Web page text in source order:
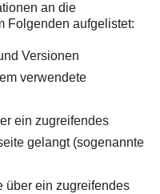
an die
Folgenden aufgelistet:
Versionen
verwendete
ein zugreifendes
gelangt (sogenannte
über ein zugreifendes